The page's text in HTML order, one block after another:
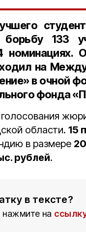
борьбу133
номинациях.
на
» в очной
фонда
области. 15
в размере
рублей.
в тексте?
нажмите на